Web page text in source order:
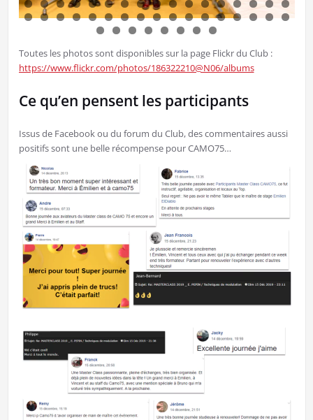
Toutes les photos sont disponibles sur la page Flickr du Club :
https://www.flickr.com/photos/186322210@N06/albums
Ce qu’en pensent les participants
Issus de Facebook ou du forum du Club, des commentaires aussi
positifs sont une belle récompense pour CAMO75…